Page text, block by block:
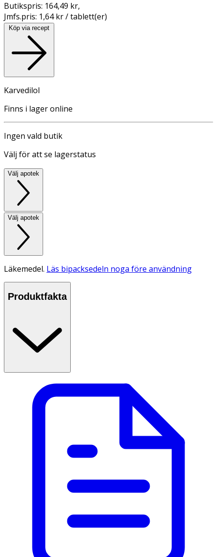
Butikspris: 164,49 kr,
Jmfs.pris: 1,64 kr / tablett(er)
Köp via recept
Karvedilol
Finns i lager online
Ingen vald butik
Välj för att se lagerstatus
Välj apotek
Välj apotek
Läkemedel. Läs bipacksedeln noga före användning
Produktfakta